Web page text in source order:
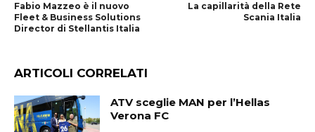
Fabio Mazzeo è il nuovo
Fleet & Business Solutions
Director di Stellantis Italia
La capillarità della Rete
Scania Italia
ARTICOLI CORRELATI
ATV sceglie MAN per l’Hellas
Verona FC